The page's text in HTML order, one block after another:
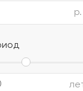
в
из
р.